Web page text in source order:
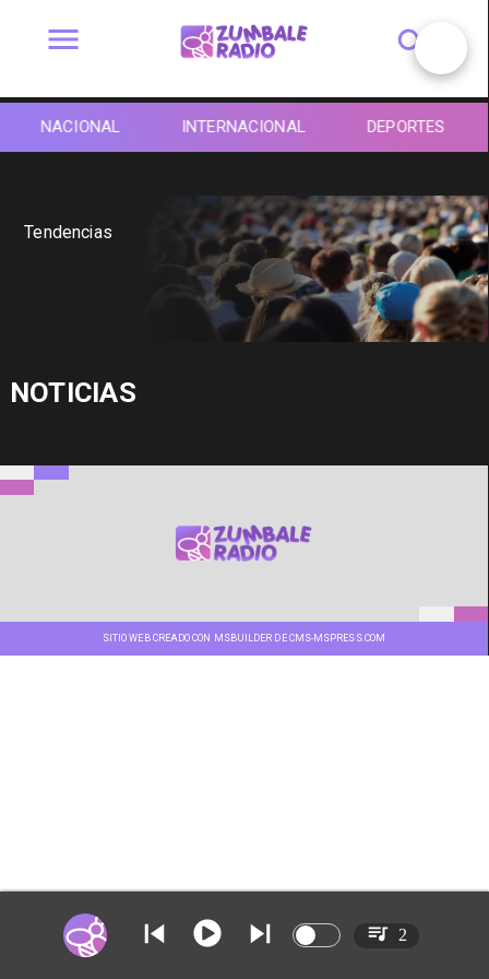
NACIONAL INTERNACIONAL DEPORTES
Tendencias
NOTICIAS
SITIO WEB CREADO CON MSBUILDER DE CMS-MSPRESS.COM
2